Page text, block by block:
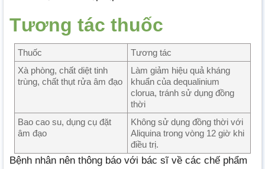
Tương tác thuốc
Thuốc
Tương tác
Xà phòng, chất diệt tinh
trùng, chất thụt rửa âm đạo
Làm giảm hiệu quả kháng
khuẩn của dequalinium
clorua, tránh sử dụng đồng
thời
Bao cao su, dụng cụ đặt
âm đạo
Không sử dụng đồng thời với
Aliquina trong vòng 12 giờ khi
điều trị.
Bệnh nhân nên thông báo với bác sĩ về các chế phẩm